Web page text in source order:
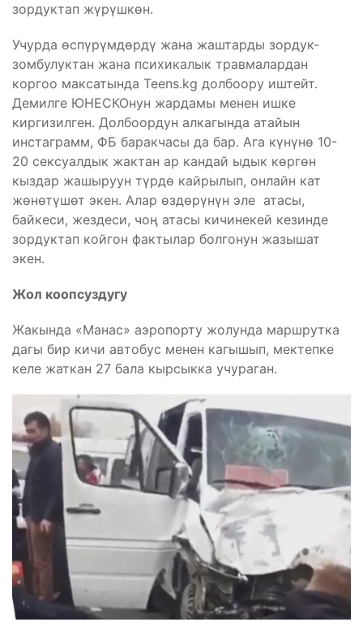
зордуктап жүрүшкөн.
Учурда өспүрүмдөрдү жана жаштарды зордук-
зомбулуктан жана психикалык травмалардан
коргоо максатында Teens.kg долбоору иштейт.
Демилге ЮНЕСКОнун жардамы менен ишке
киргизилген. Долбоордун алкагында атайын
инстаграмм, ФБ баракчасы да бар. Ага күнүнө 10-
20 сексуалдык жактан ар кандай ыдык көргөн
кыздар жашыруун түрдө кайрылып, онлайн кат
жөнөтүшөт экен. Алар өздөрүнүн эле атасы,
байкеси, жездеси, чоң атасы кичинекей кезинде
зордуктап койгон фактылар болгонун жазышат
экен.
Жол коопсуздугу
Жакында «Манас» аэропорту жолунда маршрутка
дагы бир кичи автобус менен кагышып, мектепке
келе жаткан 27 бала кырсыкка учураган.